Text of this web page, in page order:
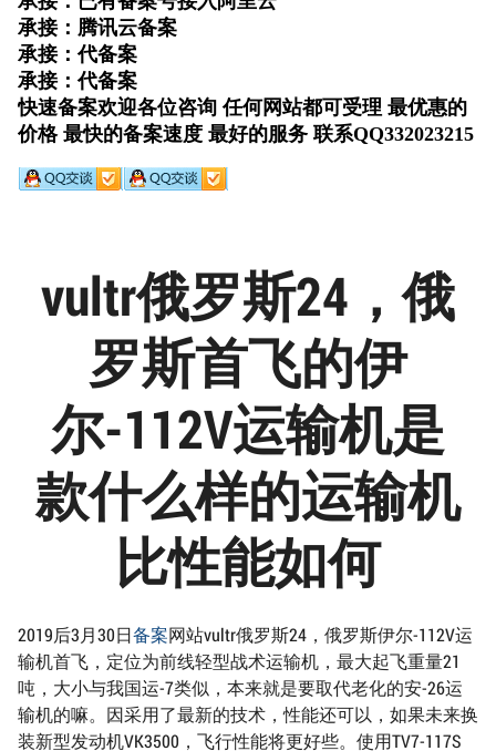
vultr俄罗斯24，俄
罗斯首飞的伊
尔-112V运输机是
款什么样的运输机
比性能如何
2019后3月30日备案网站vultr俄罗斯24，俄罗斯伊尔-112V运
输机首飞，定位为前线轻型战术运输机，最大起飞重量21
吨，大小与我国运-7类似，本来就是要取代老化的安-26运
输机的嘛。因采用了最新的技术，性能还可以，如果未来换
装新型发动机VK3500，飞行性能将更好些。使用TV7-117S